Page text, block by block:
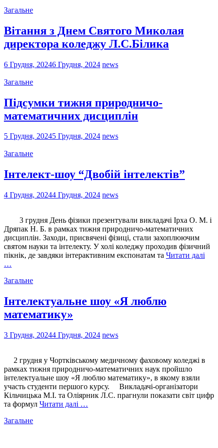
Загальне
Вітання з Днем Святого Миколая
директора коледжу Л.С.Білика
6 Грудня, 20246 Грудня, 2024 news
Загальне
Підсумки тижня природничо-
математичних дисциплін
5 Грудня, 20245 Грудня, 2024 news
Загальне
Інтелект-шоу “Двобій інтелектів”
4 Грудня, 20244 Грудня, 2024 news
3 грудня День фізики презентували викладачі Ірха О. М. і
Дряпак Н. Б. в рамках тижня природничо-математичних
дисциплін. Заходи, присвячені фізиці, стали захоплюючим
святом науки та інтелекту. У холі коледжу проходив фізичний
пікнік, де завдяки інтерактивним експонатам та Читати далі
…
Загальне
Інтелектуальне шоу «Я люблю
математику»
3 Грудня, 20244 Грудня, 2024 news
2 грудня у Чортківському медичному фаховому коледжі в
рамках тижня природничо-математичних наук пройшло
інтелектуальне шоу «Я люблю математику», в якому взяли
участь студенти першого курсу. Викладачі-організатори
Кільчицька М.І. та Оліярник Л.С. прагнули показати світ цифр
та формул Читати далі …
Загальне